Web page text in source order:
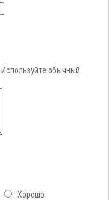
обычный
Хорошо